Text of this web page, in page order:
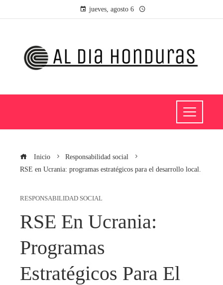
jueves, agosto 6
Inicio
Responsabilidad social
RSE en Ucrania: programas estratégicos para el desarrollo local.
RESPONSABILIDAD SOCIAL
RSE En Ucrania:
Programas
Estratégicos Para El